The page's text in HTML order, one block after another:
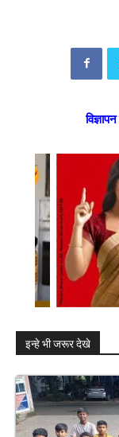
इन्हे भी जरूर देखे